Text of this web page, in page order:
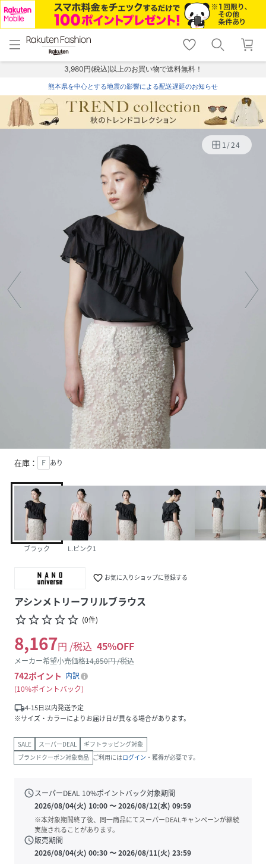
menu home
トップ
shopping_cart lock_outline
ログイン
3,980円(税込)以上のお買い物で送料無料！
熊本県を中心とする地震の影響による配送遅延のお知らせ
1/24
在庫： Ｆ あり
ブラック L.ピンク1
favorite_border お気に入りショップに登録する
アシンメトリーフリルブラウス
star_borderstar_borderstar_borderstar_borderstar_border (0件)
8,167円 /税込 45%OFF
メーカー希望小売価格14,850円 /税込
742ポイント 内訳
10%ポイントバック
local_shipping4-15日以内発送予定
※サイズ・カラーによりお届け日が異なる場合があります。
SALE スーパーDEAL
ギフトラッピング対象
ブランドクーポン対象商品 ご利用にはログイン ・獲得が必要です。
scheduleスーパーDEAL 10%ポイントバック対象期間
2026/08/04(火) 10:00〜2026/08/12(水) 09:59
※本対象期間終了後、同一商品にてスーパーDEALキャンペーンが継続
実施されることがあります。
schedule販売期間
2026/08/04(火) 00:30〜2026/08/11(火) 23:59